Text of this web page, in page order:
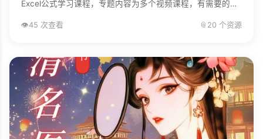
Excel公式学习课程，专题内容为多个视频课程，有需要的自己下载学习。...
👁️45 次查看 📎 20 个资源